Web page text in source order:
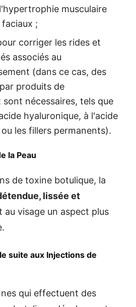
musculaire
faciaux ;
corriger les rides et
associés au
(dans ce cas, des
produits de
nécessaires, tels que
hyaluronique, à l'acide
les fillers permanents).
la Peau
de toxine botulique, la
lissée et
au visage un aspect plus
suite aux Injections de
qui effectuent des